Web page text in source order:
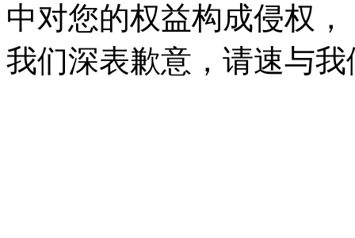
中对您的权益构成侵权，
我们深表歉意，请速与